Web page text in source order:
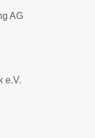
AG
e.V.